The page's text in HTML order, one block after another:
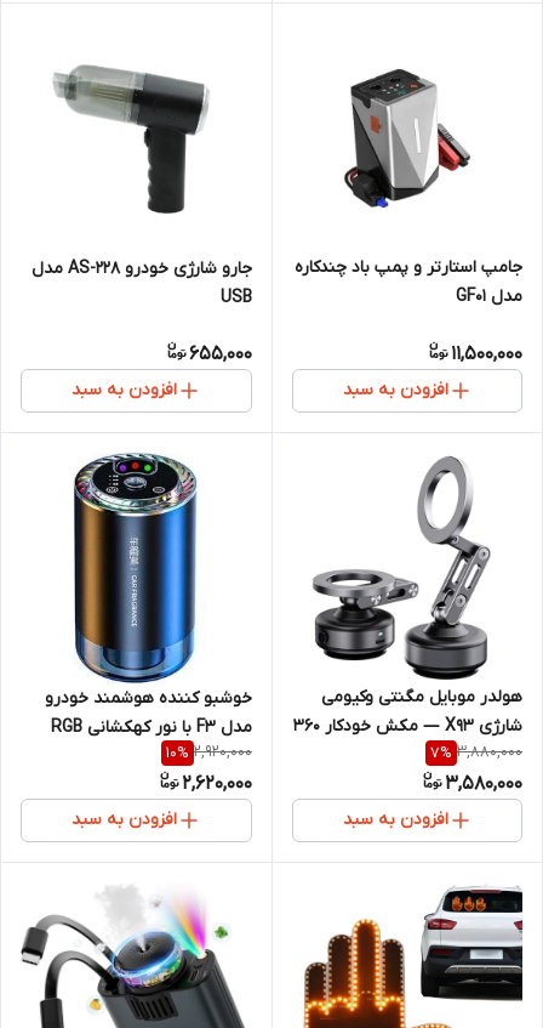
جامپ استارتر و پمپ باد چندکاره
مدل GF01
11,500,000
افزودن به سبد
جارو شارژی خودرو AS-228 مدل
USB
655,000
افزودن به سبد
هولدر موبایل مگنتی وکیومی
شارژی X93 — مکش خودکار ۳۶۰
درجه
3,880,000
7%
3,580,000
افزودن به سبد
خوشبو کننده هوشمند خودرو
مدل F3 با نور کهکشانی RGB
2,920,000
10%
2,620,000
افزودن به سبد